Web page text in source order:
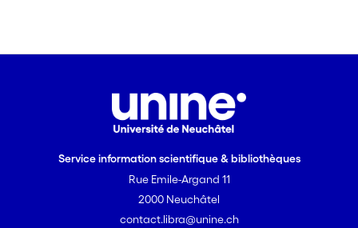
Service information scientifique & bibliothèques
Rue Emile-Argand 11
2000 Neuchâtel
contact.libra@unine.ch